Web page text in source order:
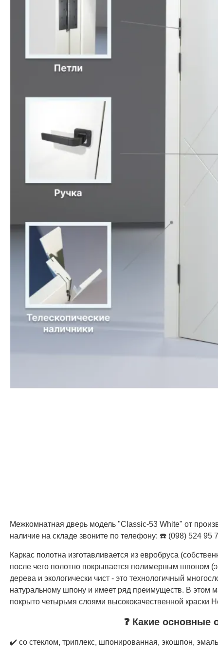
Межкомнатная дверь модель "Classic-53 White" от
наличие на складе звоните по телефону: ☎️ (098) 524 95
Каркас полотна изготавливается из евробруса
после чего полотно покрывается полимерным шпоном
дерева и экологически чист - это технологичный
натуральному шпону и имеет ряд преимуществ. В этом
покрыто четырьмя слоями высококачественной краски
❓ Какие основные
✔️ со стеклом, триплекс, шпонированная, экошпон, эмаль